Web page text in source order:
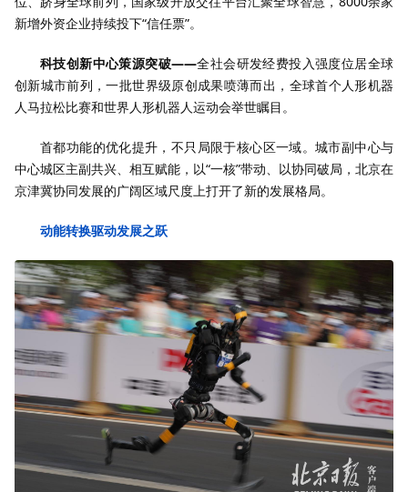
新增外资企业持续投下“信任票”。
科技创新中心策源突破——全社会研发经费投入强度位居全球
创新城市前列，一批世界级原创成果喷薄而出，全球首个人形机器
人马拉松比赛和世界人形机器人运动会举世瞩目。
首都功能的优化提升，不只局限于核心区一域。城市副中心与
中心城区主副共兴、相互赋能，以“一核”带动、以协同破局，北京在
京津冀协同发展的广阔区域尺度上打开了新的发展格局。
动能转换驱动发展之跃